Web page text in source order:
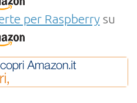
per Raspberrysu